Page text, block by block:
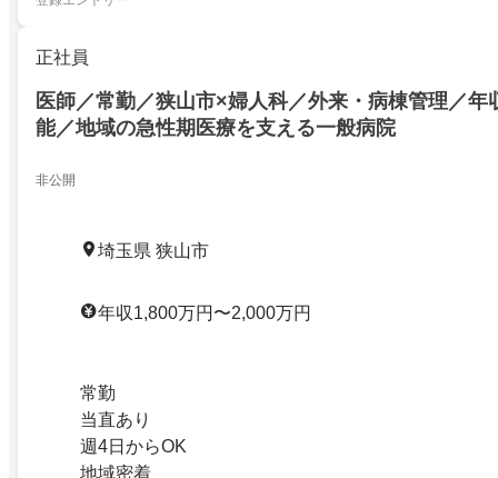
正社員
医師／常勤／狭山市×婦人科／外来・病棟管理／年
能／地域の急性期医療を支える一般病院
非公開
埼玉県 狭山市
年収1,800万円〜2,000万円
常勤
当直あり
週4日からOK
地域密着